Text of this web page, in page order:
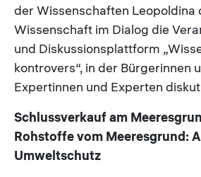
der Wissenschaften Leopoldina
Wissenschaft im Dialog die
und Diskussionsplattform
kontrovers“, in der Bürgerinnen
Expertinnen und Experten
Schlussverkauf am
Rohstoffe vom Meeresgrund:
Umweltschutz